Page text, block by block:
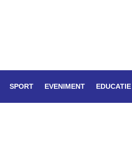
SPORT EVENIMENT EDUCATIE